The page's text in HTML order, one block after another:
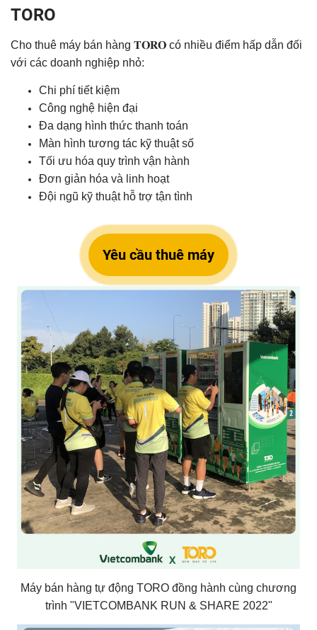
TORO
Cho thuê máy bán hàng 𝐓𝐎𝐑𝐎 có nhiều điểm hấp dẫn đối
với các doanh nghiệp nhỏ:
Chi phí tiết kiệm
Công nghệ hiện đại
Đa dạng hình thức thanh toán
Màn hình tương tác kỹ thuật số
Tối ưu hóa quy trình vận hành
Đơn giản hóa và linh hoạt
Đội ngũ kỹ thuật hỗ trợ tận tình
Yêu cầu thuê máy
Máy bán hàng tự động TORO đồng hành cùng chương
trình "VIETCOMBANK RUN & SHARE 2022"